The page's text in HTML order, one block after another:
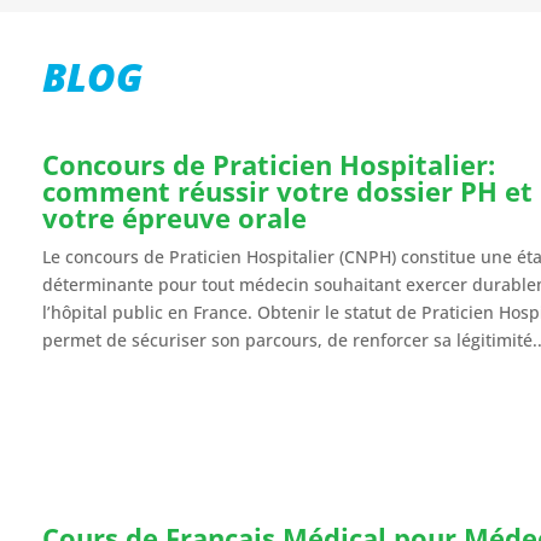
és odaadását!
is, így megkönnyítve új életünk
Jó szívvel ajánljuk a Bora EGV
BLOG
Concours de Praticien Hospitalier:
comment réussir votre dossier PH et
votre épreuve orale
Le concours de Praticien Hospitalier (CNPH) constitue une
déterminante pour tout médecin souhaitant exercer
l’hôpital public en France. Obtenir le statut de Praticien
permet de sécuriser son parcours, de renforcer sa